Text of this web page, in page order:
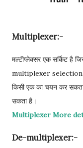
Multiplexer:-
मल्टीप्लेक्सर एक सर्किट है
multiplexer selection
किसी एक का चयन कर
सकता है।
Multiplexer More
De-multiplexer:-